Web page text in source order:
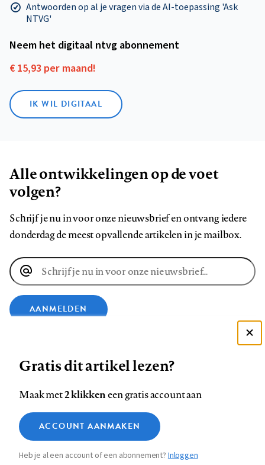
Antwoorden op al je vragen via de AI-toepassing 'Ask
NTVG'
Neem het digitaal ntvg abonnement
€ 15,93 per maand!
IK WIL DIGITAAL
Alle ontwikkelingen op de voet
volgen?
Schrijf je nu in voor onze nieuwsbrief en ontvang iedere
donderdag de meest opvallende artikelen in je mailbox.
E-
mailadres
AANMELDEN
op
Facebook
op
LinkedIn
op
Bluesky
ons
op
InstagramYouTube
Footer
Contact Colofon Disclaimer Privacy
Medische vragen verdienen
betrouwbare antwoorden
Zie onze cookie policy
Analytische cookies
Marketing cookies
Gratis dit artikel lezen?
Maak met2 klikkeneen gratis account aan
ACCOUNT AANMAKEN
Heb je al een account of een abonnement?Inloggen